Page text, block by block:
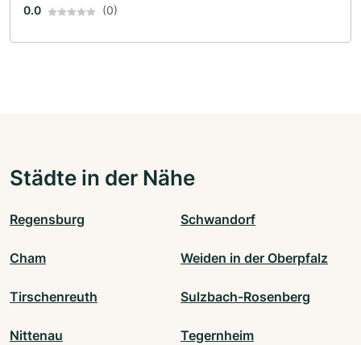
0.0 (0)
Städte in der Nähe
Regensburg Schwandorf
Cham Weiden in der Oberpfalz
Tirschenreuth Sulzbach-Rosenberg
Nittenau Tegernheim